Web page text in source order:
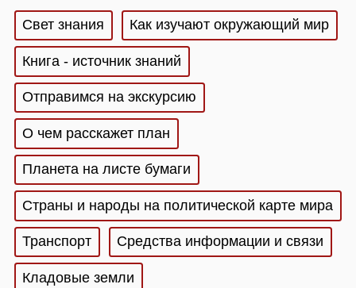
Свет знания Как изучают окружающий мир
Книга - источник знаний
Отправимся на экскурсию
О чем расскажет план
Планета на листе бумаги
Страны и народы на политической карте мира
Транспорт Средства информации и связи
Кладовые земли